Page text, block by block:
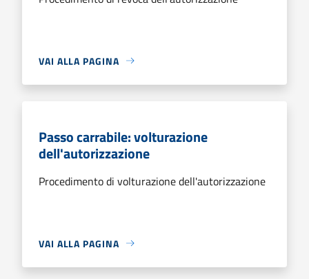
VAI ALLA PAGINA
Passo carrabile: volturazione
dell'autorizzazione
Procedimento di volturazione dell'autorizzazione
VAI ALLA PAGINA